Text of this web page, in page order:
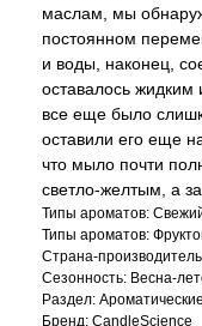
маслам, мы
постоянном
и воды, наконец,
оставалось жидким
все еще было
оставили его еще
что мыло почти
светло-желтым, а
Типы ароматов:
Типы ароматов:
Страна-
Сезонность: Весна-
Раздел:
Бренд: CandleScience